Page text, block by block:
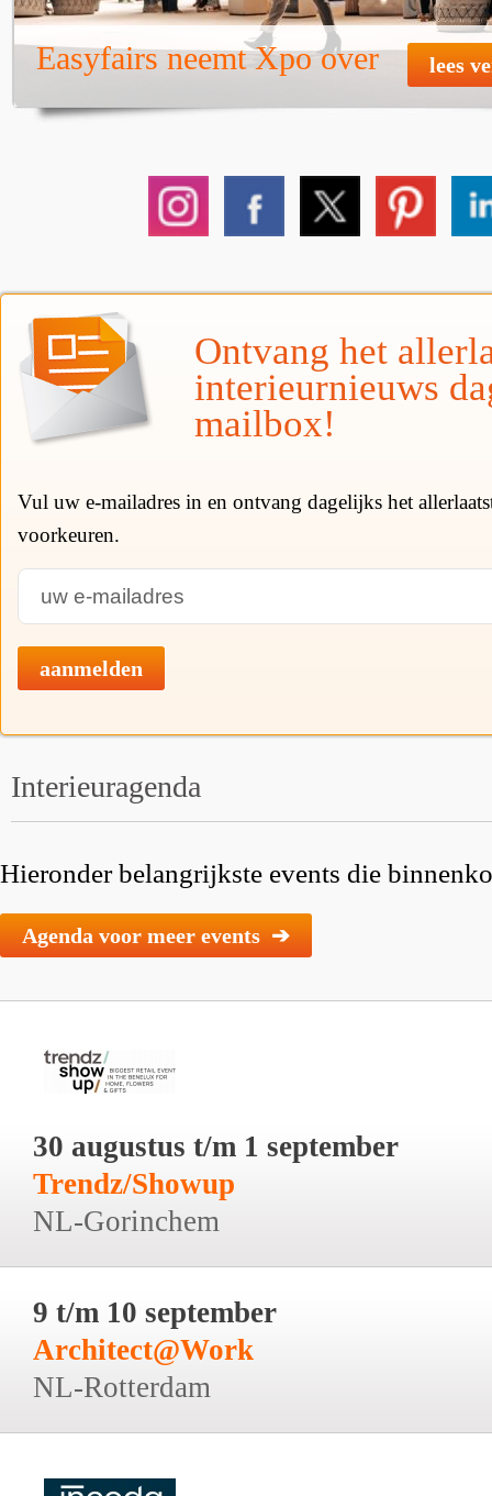
Easyfairs neemt Xpo over lees
Ontvang het
interieurnieuws
mailbox!
Vul uw e-mailadres in en ontvang dagelijks het
voorkeuren.
aanmelden
Interieuragenda
Hieronder belangrijkste events die
Agenda voor meer events ➔
30 augustus t/m 1 september
Trendz/Showup
NL-Gorinchem
9 t/m 10 september
Architect@Work
NL-Rotterdam